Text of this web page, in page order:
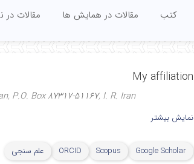
کتب مقالات در همایش ها مقالات در
My affiliation
P.O. Box 87317-51167, I. R. Iran
نمایش بیشتر
Google Scholar
Scopus
ORCID علم سنجی